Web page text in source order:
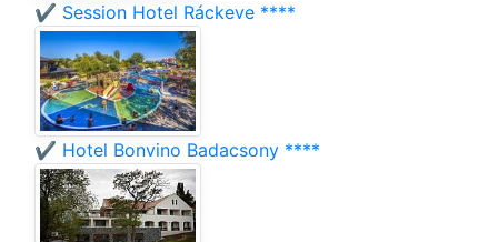
✔️ Session Hotel Ráckeve ****
✔️ Hotel Bonvino Badacsony ****